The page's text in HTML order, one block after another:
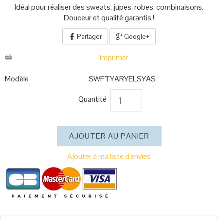
Idéal pour réaliser des sweats, jupes, robes, combinaisons.
Douceur et qualité garantis !
Partager Google+
Imprimer
Modèle
SWFTYARYELSYAS
Quantité
Ajouter à ma liste d'envies